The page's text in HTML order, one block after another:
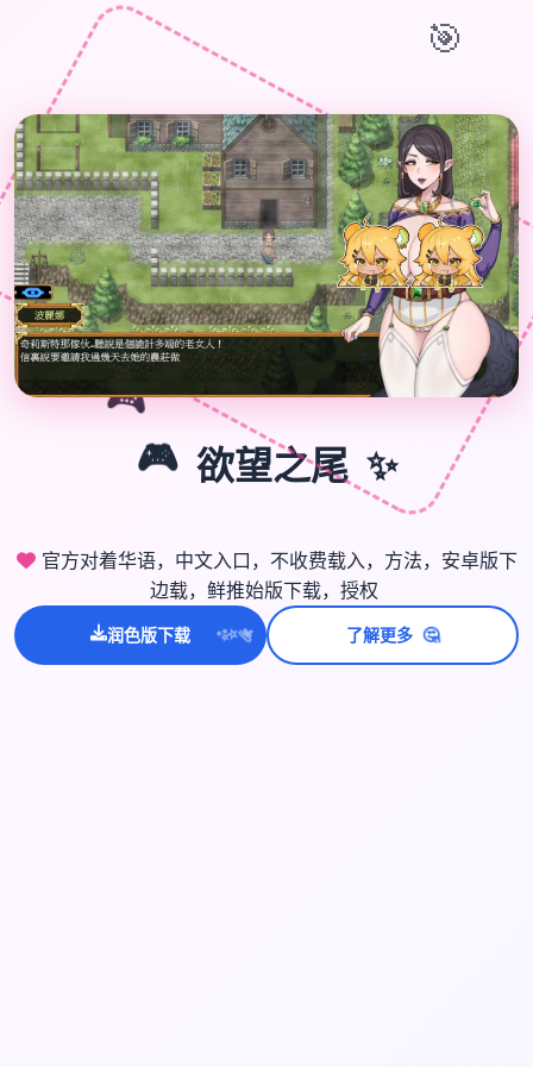
🎮
🎯
🎮 欲望之尾 ✨
官方对着华语，中文入口，不收费载入，方法，安卓版下
边载，鲜推始版下载，授权
润色版下载 ✨
⭐💫 了解更多 🤔